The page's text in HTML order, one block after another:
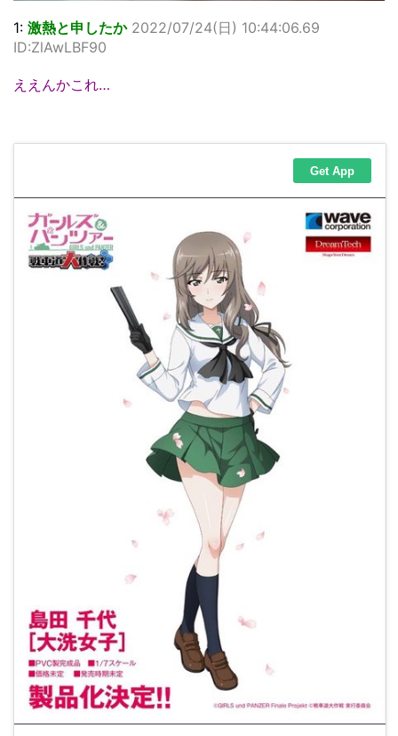
1: 激熱と申したか 2022/07/24(日) 10:44:06.69
ID:ZlAwLBF90
ええんかこれ…